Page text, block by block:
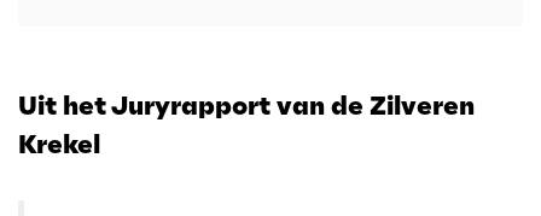
Uit het Juryrapport van de Zilveren
Krekel